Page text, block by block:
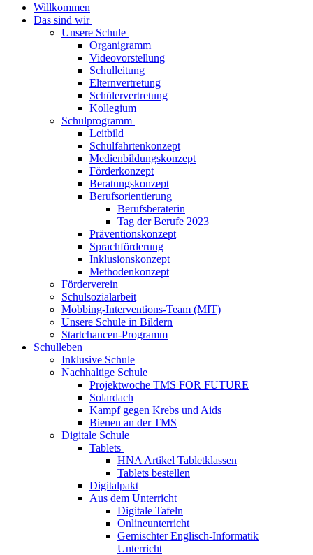
Willkommen
Das sind wir
Unsere Schule
Organigramm
Videovorstellung
Schulleitung
Elternvertretung
Schülervertretung
Kollegium
Schulprogramm
Leitbild
Schulfahrtenkonzept
Medienbildungskonzept
Förderkonzept
Beratungskonzept
Berufsorientierung
Berufsberaterin
Tag der Berufe 2023
Präventionskonzept
Sprachförderung
Inklusionskonzept
Methodenkonzept
Förderverein
Schulsozialarbeit
Mobbing-Interventions-Team (MIT)
Unsere Schule in Bildern
Startchancen-Programm
Schulleben
Inklusive Schule
Nachhaltige Schule
Projektwoche TMS FOR FUTURE
Solardach
Kampf gegen Krebs und Aids
Bienen an der TMS
Digitale Schule
Tablets
HNA Artikel Tabletklassen
Tablets bestellen
Digitalpakt
Aus dem Unterricht
Digitale Tafeln
Onlineunterricht
Gemischter Englisch-Informatik
Unterricht